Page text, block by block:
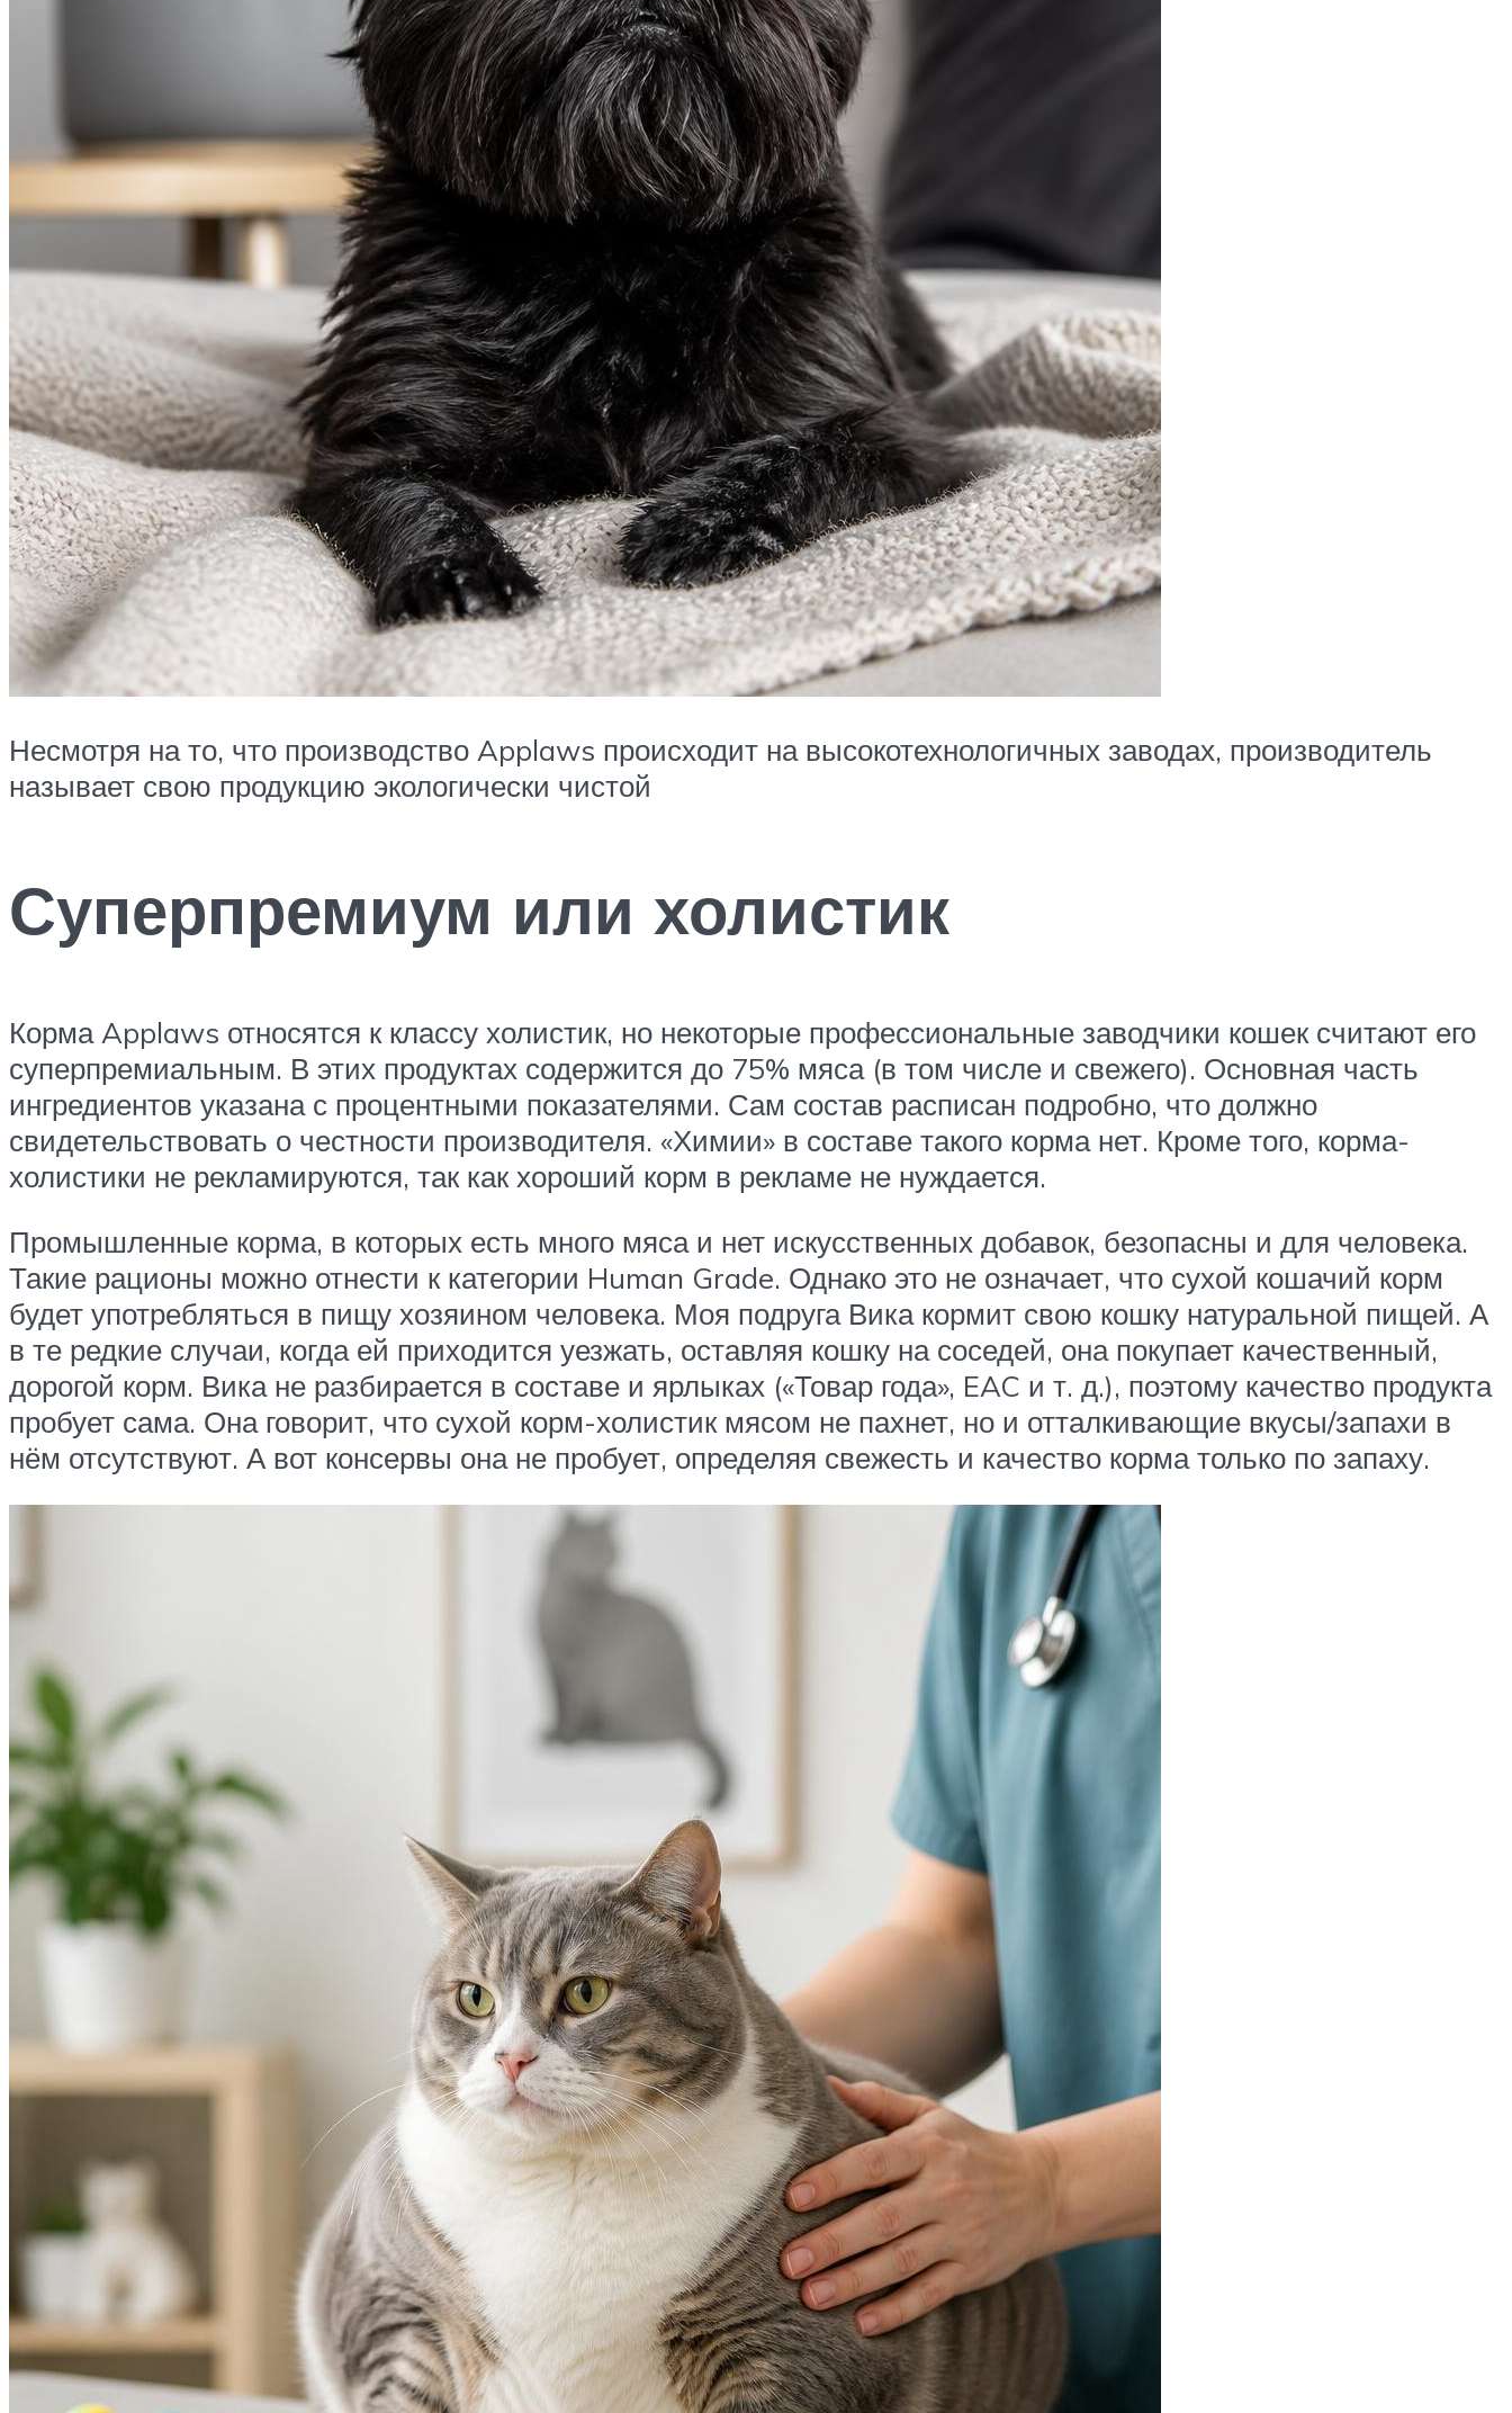
Несмотря на то, что производство Applaws происходит на высокотехнологичных заводах, производитель
называет свою продукцию экологически чистой
Суперпремиум или холистик
Корма Applaws относятся к классу холистик, но некоторые профессиональные заводчики кошек считают его
суперпремиальным. В этих продуктах содержится до 75% мяса (в том числе и свежего). Основная часть
ингредиентов указана с процентными показателями. Сам состав расписан подробно, что должно
свидетельствовать о честности производителя. «Химии» в составе такого корма нет. Кроме того, корма-
холистики не рекламируются, так как хороший корм в рекламе не нуждается.
Промышленные корма, в которых есть много мяса и нет искусственных добавок, безопасны и для человека.
Такие рационы можно отнести к категории Human Grade. Однако это не означает, что сухой кошачий корм
будет употребляться в пищу хозяином человека. Моя подруга Вика кормит свою кошку натуральной пищей. А
в те редкие случаи, когда ей приходится уезжать, оставляя кошку на соседей, она покупает качественный,
дорогой корм. Вика не разбирается в составе и ярлыках («Товар года», EAC и т. д.), поэтому качество продукта
пробует сама. Она говорит, что сухой корм-холистик мясом не пахнет, но и отталкивающие вкусы/запахи в
нём отсутствуют. А вот консервы она не пробует, определяя свежесть и качество корма только по запаху.